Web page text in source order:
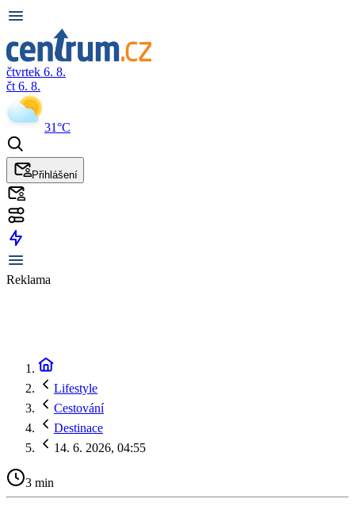
čtvrtek 6. 8.
čt 6. 8.
31°C
Přihlášení
Reklama
Lifestyle
Cestování
Destinace
14. 6. 2026, 04:55
3 min